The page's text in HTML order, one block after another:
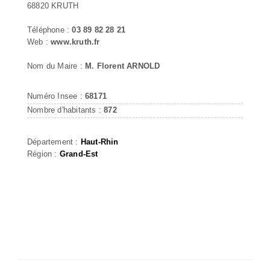
68820 KRUTH
Téléphone :03 89 82 28 21
Web :www.kruth.fr
Nom du Maire : M. Florent ARNOLD
Numéro Insee : 68171
Nombre d'habitants :872
Département : Haut-Rhin
Région : Grand-Est